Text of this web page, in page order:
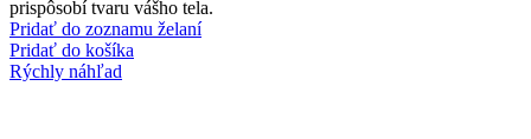
prispôsobí tvaru vášho tela.
Pridať do zoznamu želaní
Pridať do košíka
Rýchly náhľad